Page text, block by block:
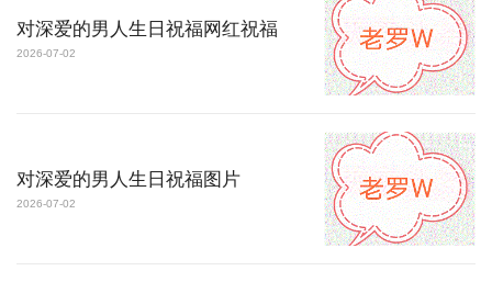
对深爱的男人生日祝福网红祝福
2026-07-02
对深爱的男人生日祝福图片
2026-07-02